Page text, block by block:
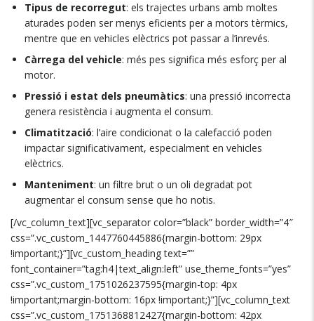
Tipus de recorregut: els trajectes urbans amb moltes
aturades poden ser menys eficients per a motors tèrmics,
mentre que en vehicles elèctrics pot passar a l’inrevés.
Càrrega del vehicle: més pes significa més esforç per al
motor.
Pressió i estat dels pneumàtics: una pressió incorrecta
genera resistència i augmenta el consum.
Climatització: l’aire condicionat o la calefacció poden
impactar significativament, especialment en vehicles
elèctrics.
Manteniment: un filtre brut o un oli degradat pot
augmentar el consum sense que ho notis.
[/vc_column_text][vc_separator color=”black” border_width=”4″
css=”.vc_custom_1447760445886{margin-bottom: 29px
!important;}”][vc_custom_heading text=””
font_container=”tag:h4|text_align:left” use_theme_fonts=”yes”
css=”.vc_custom_1751026237595{margin-top: 4px
!important;margin-bottom: 16px !important;}”][vc_column_text
css=”.vc_custom_1751368812427{margin-bottom: 42px